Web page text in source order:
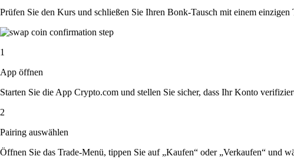
Prüfen Sie den Kurs und schließen Sie Ihren Bonk-Tausch mit einem einzigen
1
App öffnen
Starten Sie die App Crypto.com und stellen Sie sicher, dass Ihr Konto
2
Pairing auswählen
Öffnen Sie das Trade-Menü, tippen Sie auf „Kaufen“ oder „Verkaufen“ und